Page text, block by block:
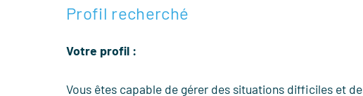
Profil recherché
Votre profil :
Vous êtes capable de gérer des situations difficiles et